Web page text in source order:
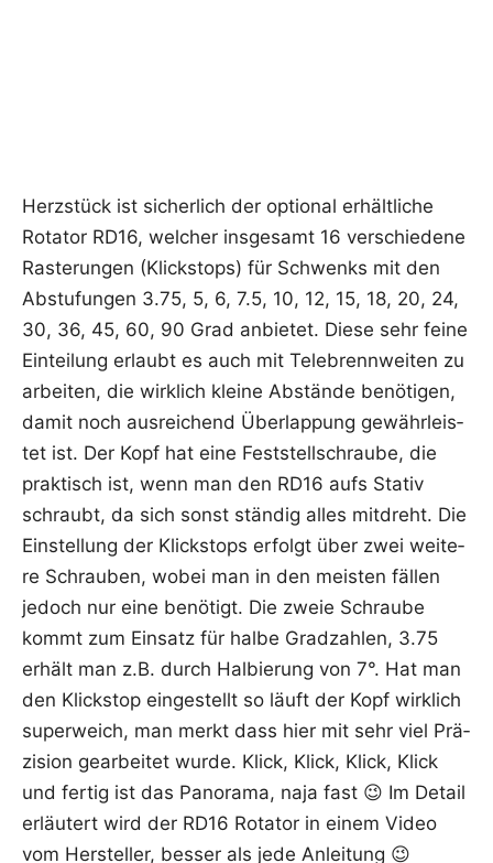
Herz­stück ist sicher­lich der optio­nal erhält­li­che
Rota­tor RD16, wel­cher ins­ge­samt 16 ver­schie­de­ne
Ras­te­run­gen (Klick­stops) für Schwenks mit den
Abstu­fun­gen 3.75, 5, 6, 7.5, 10, 12, 15, 18, 20, 24,
30, 36, 45, 60, 90 Grad anbie­tet. Die­se sehr fei­ne
Ein­tei­lung erlaubt es auch mit Tele­brenn­wei­ten zu
arbei­ten, die wirk­lich klei­ne Abstän­de benö­ti­gen,
damit noch aus­rei­chend Über­lap­pung gewähr­leis­
tet ist. Der Kopf hat eine Fest­stell­schrau­be, die
prak­tisch ist, wenn man den RD16 aufs Sta­tiv
schraubt, da sich sonst stän­dig alles mit­dreht. Die
Ein­stel­lung der Klick­stops erfolgt über zwei wei­te­
re Schrau­ben, wobei man in den meis­ten fäl­len
jedoch nur eine benö­tigt. Die zweie Schrau­be
kommt zum Ein­satz für hal­be Grad­zah­len, 3.75
erhält man z.B. durch Hal­bie­rung von 7°. Hat man
den Klick­stop ein­ge­stellt so läuft der Kopf wirk­lich
super­weich, man merkt dass hier mit sehr viel Prä­
zi­si­on gear­bei­tet wur­de. Klick, Klick, Klick, Klick
und fer­tig ist das Pan­ora­ma, naja fast 😉 Im Detail
erläu­tert wird der RD16 Rota­tor in einem Video
vom Her­stel­ler, bes­ser als jede Anleitung 😉